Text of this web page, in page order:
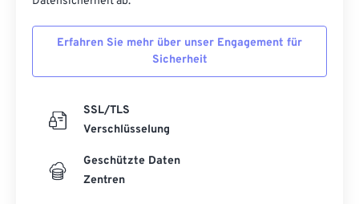
Erfahren Sie mehr über unser Engagement für
Sicherheit
SSL/TLS
Verschlüsselung
Geschützte Daten
Zentren